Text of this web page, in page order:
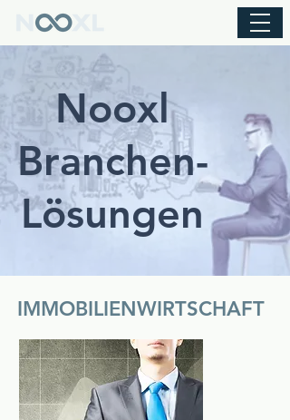
Nooxl
Branchen-
Lösungen
IMMOBILIENWIRTSCHAFT